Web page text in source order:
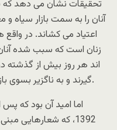
تحقیقات نشان می دهد که
آنان را به سمت بازار
اعتیاد می کشاند. در
زنان است که سبب شده
اند هر روز بیش از گذشته
گیرند و به ناگزیر بسوی بازارهای غیررسمی کار و… هدایت شوند.
اما امید آن بود که
1392، که شعارهایی